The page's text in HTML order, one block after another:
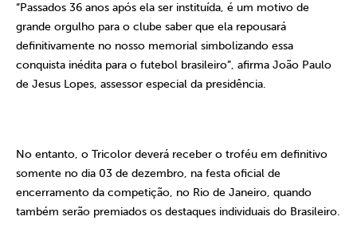
“Passados 36 anos após ela ser instituída, é um motivo de
grande orgulho para o clube saber que ela repousará
definitivamente no nosso memorial simbolizando essa
conquista inédita para o futebol brasileiro”, afirma João Paulo
de Jesus Lopes, assessor especial da presidência.
No entanto, o Tricolor deverá receber o troféu em definitivo
somente no dia 03 de dezembro, na festa oficial de
encerramento da competição, no Rio de Janeiro, quando
também serão premiados os destaques individuais do Brasileiro.